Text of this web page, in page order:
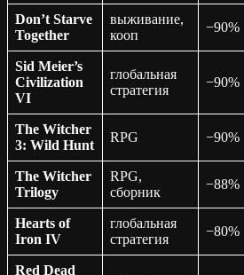
Don’t Starve
Together
выживание,
кооп
−90%
Sid Meier’s
Civilization
VI
глобальная
стратегия
−90%
The Witcher
3: Wild Hunt
RPG −90%
The Witcher
Trilogy
RPG,
сборник
−88%
Hearts of
Iron IV
глобальная
стратегия
−80%
Red Dead